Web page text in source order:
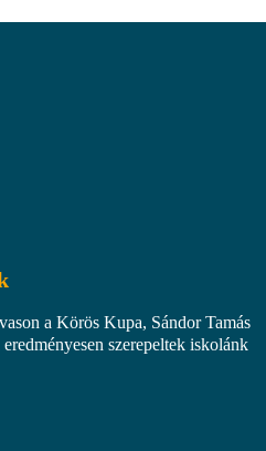
a Körös Kupa, Sándor Tamás
szerepeltek iskolánk